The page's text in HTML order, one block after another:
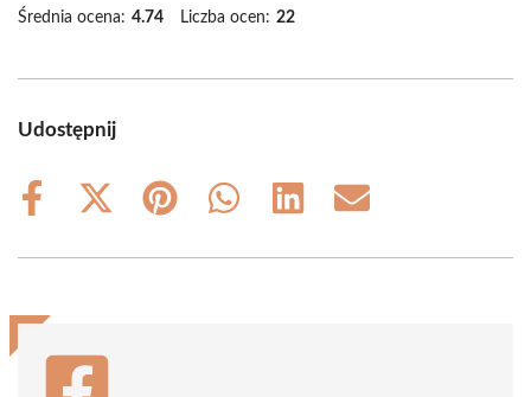
Średnia ocena: 4.74 Liczba ocen: 22
Udostępnij
Share
Share
(Twitter)
Share
Share
Share
Share